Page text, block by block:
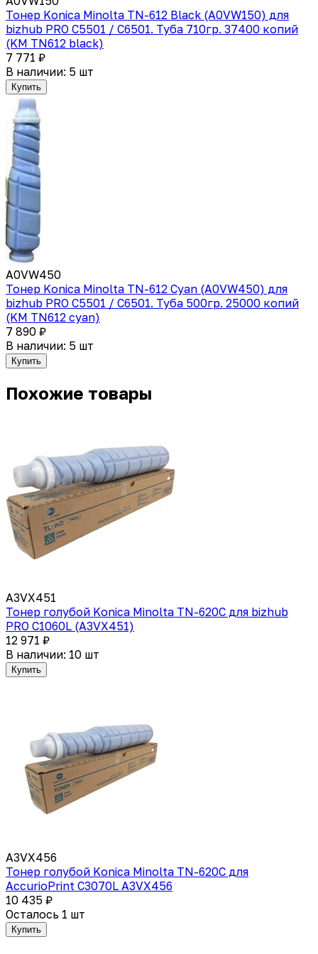
Тонер Konica Minolta TN-612 Black (A0VW150) для
bizhub PRO С5501 / С6501. Туба 710гр. 37400 копий
(KM TN612 black)
7 771 ₽
В наличии: 5 шт
Купить
A0VW450
Тонер Konica Minolta TN-612 Cyan (A0VW450) для
bizhub PRO C5501 / C6501. Туба 500гр. 25000 копий
(KM TN612 cyan)
7 890 ₽
В наличии: 5 шт
Купить
Похожие товары
A3VX451
Тонер голубой Konica Minolta TN-620C для bizhub
PRO C1060L (A3VX451)
12 971 ₽
В наличии: 10 шт
Купить
A3VX456
Тонер голубой Konica Minolta TN-620C для
AccurioPrint C3070L A3VX456
10 435 ₽
Осталось 1 шт
Купить